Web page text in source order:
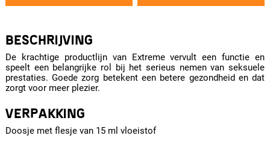
BESCHRIJVING
De krachtige productlijn van Extreme vervult een functie en
speelt een belangrijke rol bij het serieus nemen van seksuele
prestaties. Goede zorg betekent een betere gezondheid en dat
zorgt voor meer plezier.
VERPAKKING
Doosje met flesje van 15 ml vloeistof